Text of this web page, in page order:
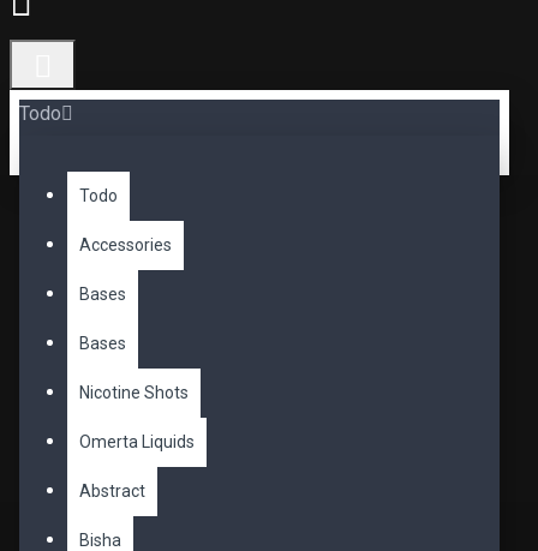
Todo
Todo
Accessories
Bases
Bases
Nicotine Shots
Omerta Liquids
Abstract
Bisha